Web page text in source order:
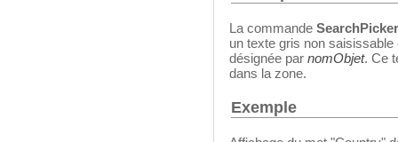
La commande
un texte gris non
désignée par nomObjet. Ce
dans la zone.
Exemple